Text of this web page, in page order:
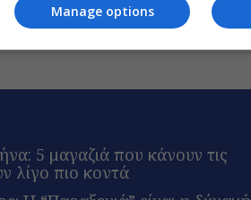
5 μαγαζιά που κάνουν τις
λίγο πιο κοντά
Manage options